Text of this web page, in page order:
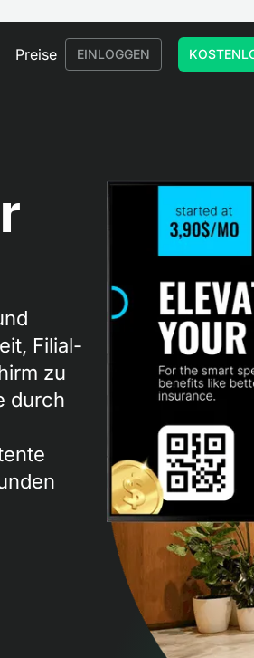
Preise EINLOGGEN
Filial-
zu
durch